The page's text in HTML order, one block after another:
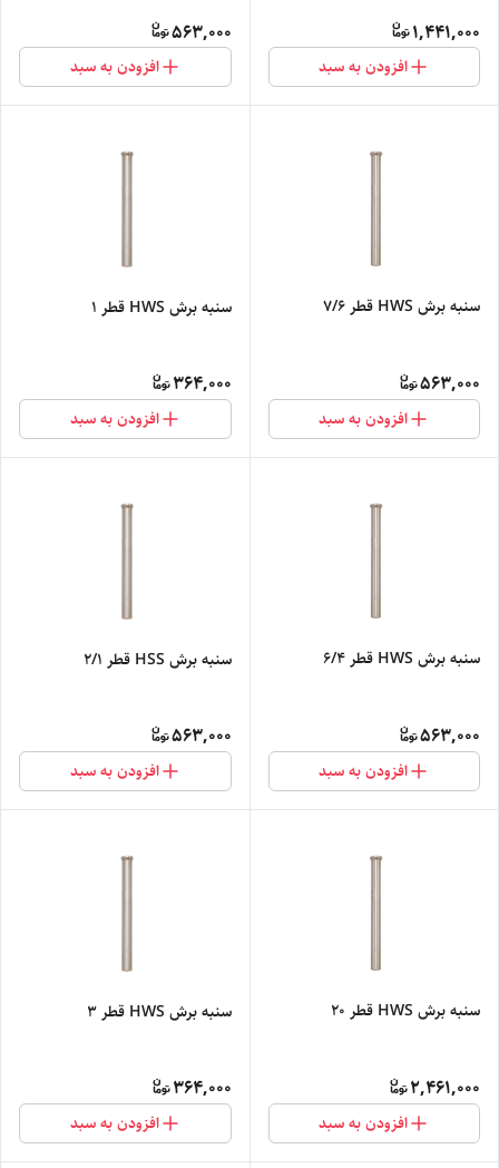
1,441,000
افزودن به سبد
563,000
افزودن به سبد
سنبه برش HWS قطر 7/6
563,000
افزودن به سبد
سنبه برش HWS قطر 1
364,000
افزودن به سبد
سنبه برش HWS قطر 6/4
563,000
افزودن به سبد
سنبه برش HSS قطر 2/1
563,000
افزودن به سبد
سنبه برش HWS قطر 20
2,461,000
افزودن به سبد
سنبه برش HWS قطر 3
364,000
افزودن به سبد